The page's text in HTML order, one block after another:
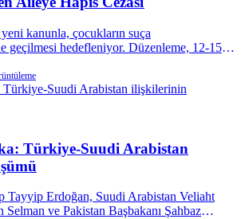
kanunla, çocukların suça
geçilmesi hedefleniyor. Düzenleme, 12-15
yerine getirmeyen ailelere de 2
öngörüyor.
Türkiye-Suudi Arabistan
Tayyip Erdoğan, Suudi Arabistan Veliaht
ve Pakistan Başbakanı Şahbaz